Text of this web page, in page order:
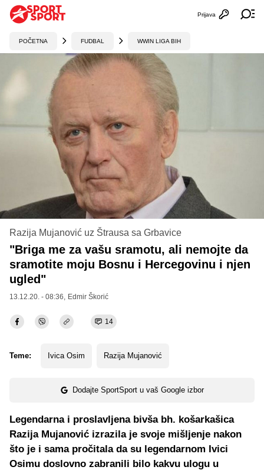
Otvori
Prijava
POČETNA FUDBAL WWIN LIGA BIH
Razija Mujanović uz Štrausa sa Grbavice
"Briga me za vašu sramotu, ali nemojte da
sramotite moju Bosnu i Hercegovinu i njen
ugled"
13.12.20. - 08:36, Edmir Škorić
14
Teme: Ivica Osim Razija Mujanović
Dodajte SportSport u vaš Google izbor
Legendarna i proslavljena bivša bh. košarkašica
Razija Mujanović izrazila je svoje mišljenje nakon
što je i sama pročitala da su legendarnom Ivici
Osimu doslovno zabranili bilo kakvu ulogu u